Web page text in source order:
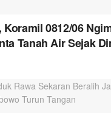
0812/06
Tanah Air Sejak